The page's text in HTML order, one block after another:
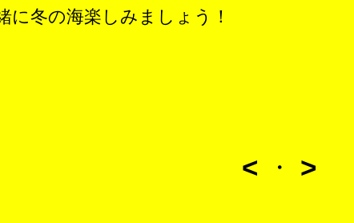
に冬の海楽しみましょう！
< ・ >